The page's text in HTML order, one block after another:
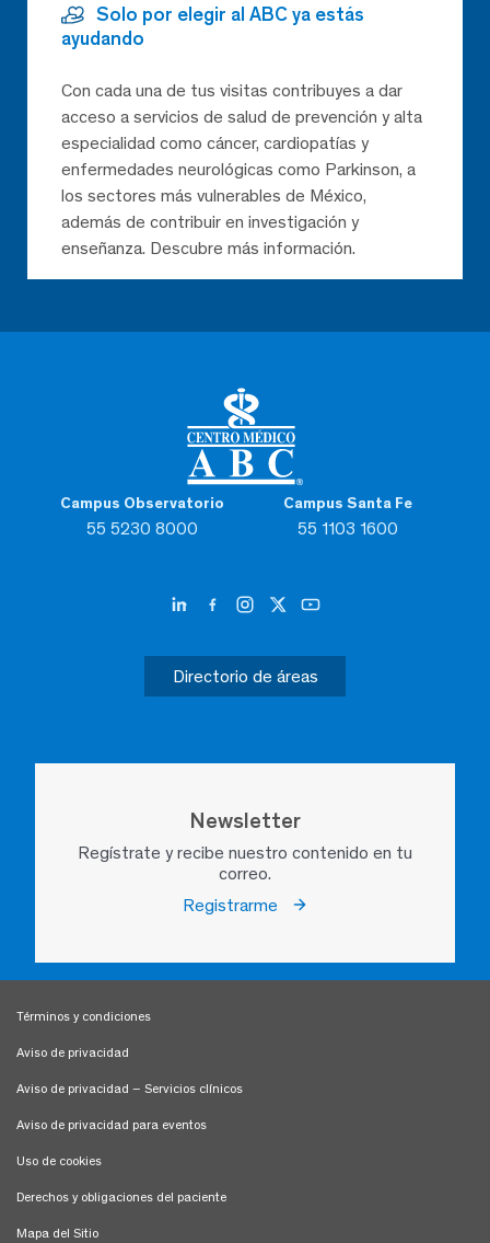
Campus Observatorio
55 5230 8000
Campus Santa Fe
55 1103 1600
Directorio de áreas
Newsletter
Regístrate y recibe nuestro contenido en tu
correo.
Registrarme
Solo por elegir al ABC ya estás
ayudando
Con cada una de tus visitas contribuyes a dar
acceso a servicios de salud de prevención y alta
especialidad como cáncer, cardiopatías y
enfermedades neurológicas como Parkinson, a
los sectores más vulnerables de México,
además de contribuir en investigación y
enseñanza. Descubre más información.
Términos y condiciones
Aviso de privacidad
Aviso de privacidad – Servicios clínicos
Aviso de privacidad para eventos
Uso de cookies
Derechos y obligaciones del paciente
Mapa del Sitio